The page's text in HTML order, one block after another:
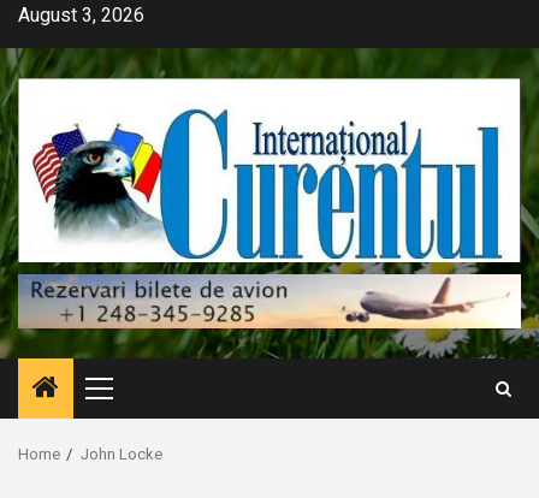
Skip
content
August 3, 2026
Primary
Menu
Home John Locke